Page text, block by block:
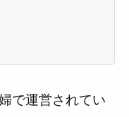
で運営されてい